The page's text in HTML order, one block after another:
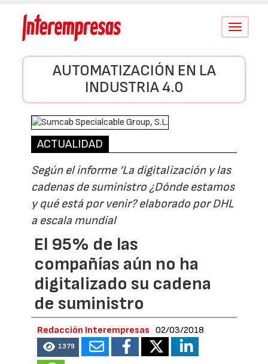
Conmutar
AUTOMATIZACIÓN EN LA
INDUSTRIA 4.0
ACTUALIDAD
Según el informe ‘La digitalización y las
cadenas de suministro ¿Dónde estamos
y qué está por venir? elaborado por DHL
a escala mundial
El 95% de las
compañías aún no ha
digitalizado su cadena
de suministro
Redacción Interempresas 02/03/2018
1379